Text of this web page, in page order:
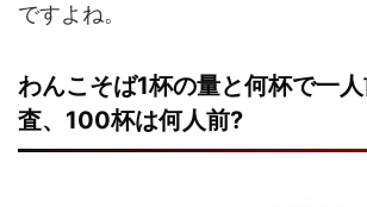
ですよね。
わんこそば1杯の量と何杯で一
査、100杯は何人前?